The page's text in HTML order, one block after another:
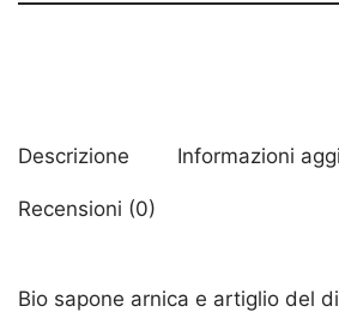
Descrizione Informazioni
Recensioni (0)
Bio sapone arnica e artiglio del